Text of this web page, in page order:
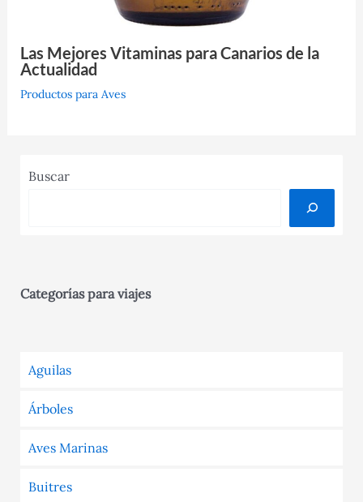
Las Mejores Vitaminas para Canarios de la
Actualidad
Productos para Aves
Buscar
Categorías para viajes
Aguilas
Árboles
Aves Marinas
Buitres